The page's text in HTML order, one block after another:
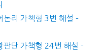
리 가책형 3번 해설 –
단 가책형 24번 해설 –